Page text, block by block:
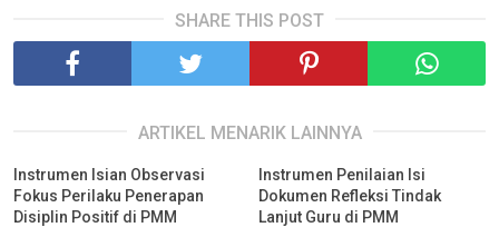
SHARE THIS POST
ARTIKEL MENARIK LAINNYA
Instrumen Isian Observasi
Fokus Perilaku Penerapan
Disiplin Positif di PMM
Instrumen Penilaian Isi
Dokumen Refleksi Tindak
Lanjut Guru di PMM